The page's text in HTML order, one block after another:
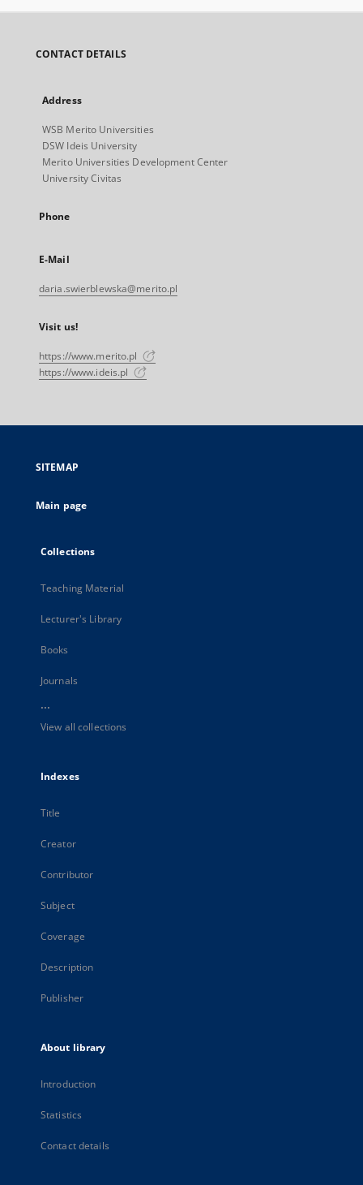
CONTACT DETAILS
Address
WSB Merito Universities
DSW Ideis University
Merito Universities Development Center
University Civitas
Phone
E-Mail
daria.swierblewska@merito.pl
Visit us!
https://www.merito.pl
https://www.ideis.pl
SITEMAP
Main page
Collections
Teaching Material
Lecturer's Library
Books
Journals
...
View all collections
Indexes
Title
Creator
Contributor
Subject
Coverage
Description
Publisher
About library
Introduction
Statistics
Contact details